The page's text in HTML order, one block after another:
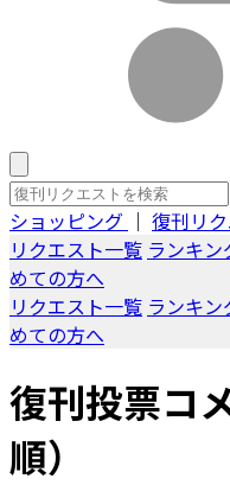
ショッピング ｜ 復刊リ
リクエスト一覧 ランキン
めての方へ
リクエスト一覧 ランキン
めての方へ
復刊投票コ
順）